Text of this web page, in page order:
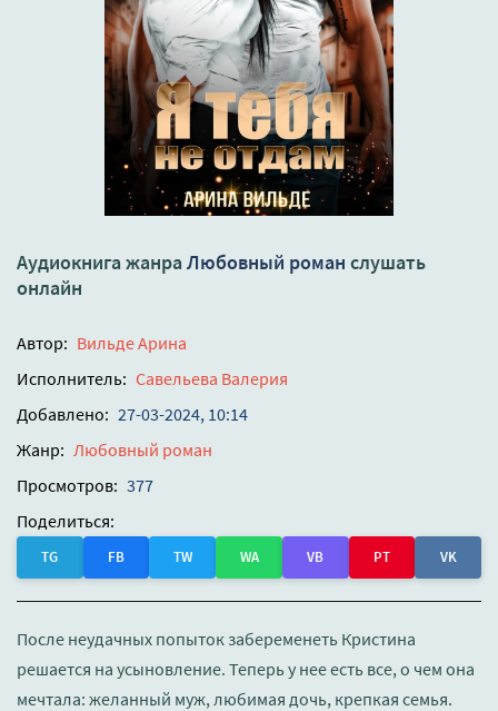
Аудиокнига жанра Любовный роман слушать
онлайн
Автор: Вильде Арина
Исполнитель: Савельева Валерия
Добавлено: 27-03-2024, 10:14
Жанр: Любовный роман
Просмотров: 377
Поделиться:
TG FB TW WA VB PT VK
После неудачных попыток забеременеть Кристина
решается на усыновление. Теперь у нее есть все, о чем она
мечтала: желанный муж, любимая дочь, крепкая семья.